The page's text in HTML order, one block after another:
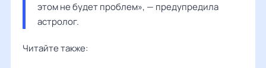
этом не будет проблем», — предупредила
астролог.
Читайте также: